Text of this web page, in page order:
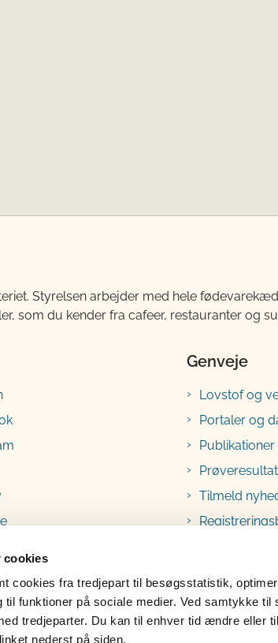
cookies
cookies fra tredjepart til besøgsstatistik,
til funktioner på sociale medier. Ved samtykke
tredjeparter. Du kan til enhver tid ændre eller
nederst på siden.
Styrelsen arbejder med hele
som du kender fra cafeer, restauranter og
Genveje
Lovstof og
Portaler og
Tilmeld